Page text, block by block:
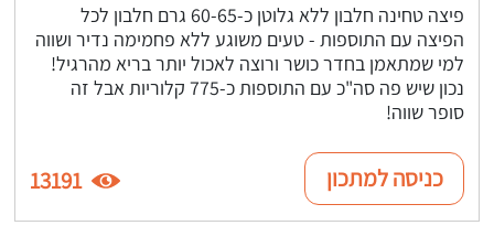
פיצה טחינה חלבון ללא גלוטן כ-60-65 גרם חלבון לכל
הפיצה עם התוספות - טעים משוגע ללא פחמימה נדיר ושווה
למי שמתאמן בחדר כושר ורוצה לאכול יותר בריא מהרגיל!
נכון שיש פה סה"כ עם התוספות כ-775 קלוריות אבל זה
סופר שווה!
כניסה למתכון 13191